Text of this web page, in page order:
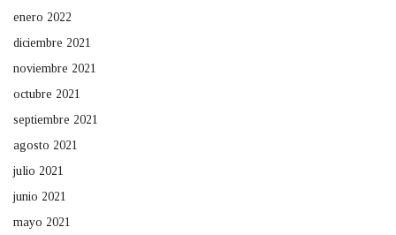
enero 2022
diciembre 2021
noviembre 2021
octubre 2021
septiembre 2021
agosto 2021
julio 2021
junio 2021
mayo 2021